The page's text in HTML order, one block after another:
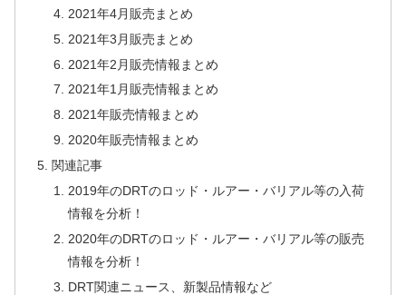
2021年4月販売まとめ
2021年3月販売まとめ
2021年2月販売情報まとめ
2021年1月販売情報まとめ
2021年販売情報まとめ
2020年販売情報まとめ
関連記事
2019年のDRTのロッド・ルアー・バリアル等の入荷
情報を分析！
2020年のDRTのロッド・ルアー・バリアル等の販売
情報を分析！
DRT関連ニュース、新製品情報など